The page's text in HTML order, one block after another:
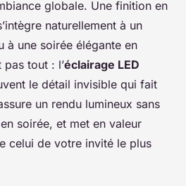
globale. Une finition en
naturellement à un
à une soirée élégante en
pas tout : l’éclairage LED
le détail invisible qui fait
un rendu lumineux sans
soirée, et met en valeur
celui de votre invité le plus